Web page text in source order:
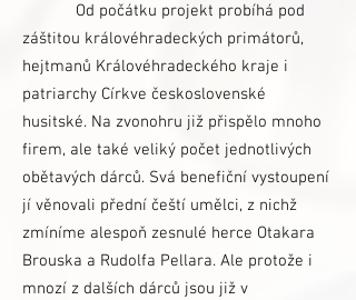
Od počátku projekt probíhá pod
záštitou královéhradeckých primátorů,
hejtmanů Královéhradeckého kraje i
patriarchy Církve československé
husitské. Na zvonohru již přispělo mnoho
firem, ale také veliký počet jednotlivých
obětavých dárců. Svá benefiční vystoupení
jí věnovali přední čeští umělci, z nichž
zmíníme alespoň zesnulé herce Otakara
Brouska a Rudolfa Pellara. Ale protože i
mnozí z dalších dárců jsou již v